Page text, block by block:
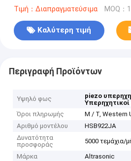
Τιμή：Διαπραγματεύσιμα MOQ：
Καλύτερη τιμή
Περιγραφή Προϊόντων
Υψηλό φως piezo
Όροι πληρωμής
Μ / Τ, Western
Αριθμό μοντέλου
HSB922JA
Δυνατότητα
προσφοράς
5000 τεμάχια/
Μάρκα
Altrasonic